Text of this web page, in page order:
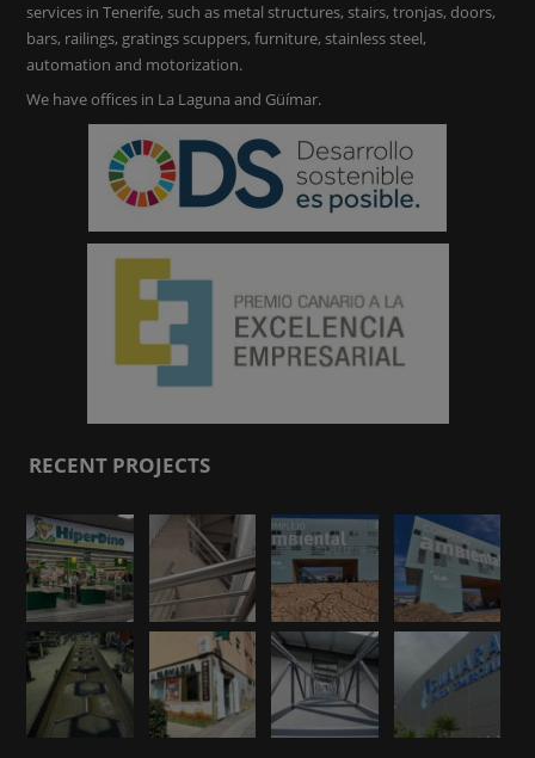
services in Tenerife, such as metal structures, stairs, tronjas, doors,
bars, railings, gratings scuppers, furniture, stainless steel,
automation and motorization.
We have offices in La Laguna and Güímar.
RECENT PROJECTS